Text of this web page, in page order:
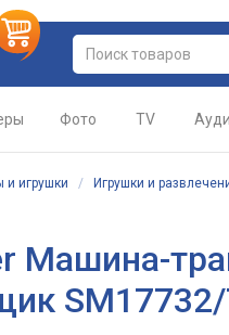
Фото TV
и игрушки / Игрушки и
Машина-